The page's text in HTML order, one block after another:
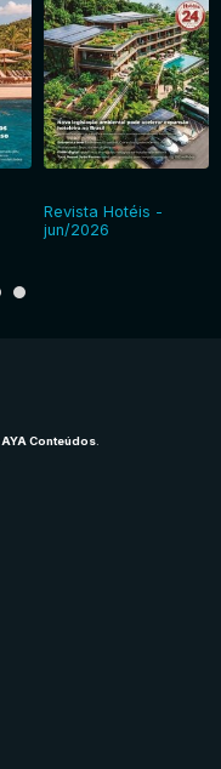
Revista Hotéis -
jun/2026
AYA Conteúdos